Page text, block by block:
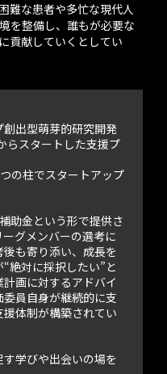
難な患者や多忙な現代人
を整備し、誰もが必要な
貢献していくとしてい
出型萌芽的研究開発
らスタートした支援プ
の柱でスタートアップ
助金という形で提供さ
グメンバーの選考に
も寄り添い、成長を
絶対に採択したい”と
画に対するアドバイ
員自身が継続的に支
体制が構築されてい
学びや出会いの場を